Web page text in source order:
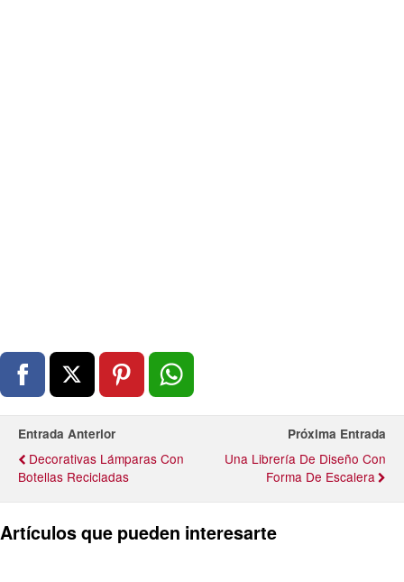
Entrada Anterior
Decorativas Lámparas Con
Botellas Recicladas
Próxima Entrada
Una Librería De Diseño Con
Forma De Escalera
Artículos que pueden interesarte